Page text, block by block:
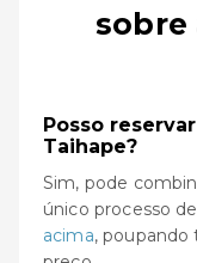
sobre
Posso
Taihape?
Sim, pode
único processo
acima,